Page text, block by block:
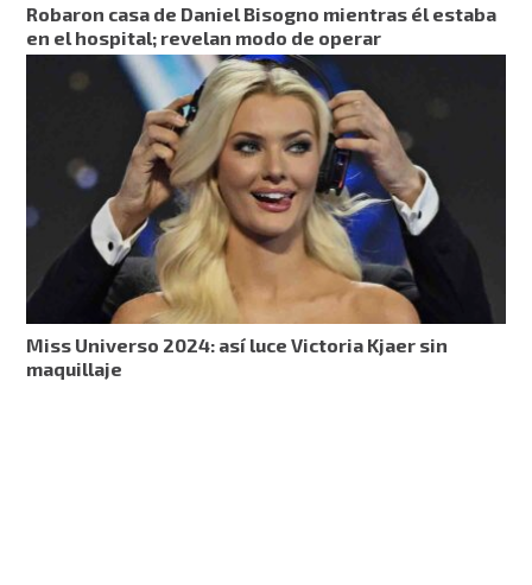
Robaron casa de Daniel Bisogno mientras él estaba
en el hospital; revelan modo de operar
Miss Universo 2024: así luce Victoria Kjaer sin
maquillaje